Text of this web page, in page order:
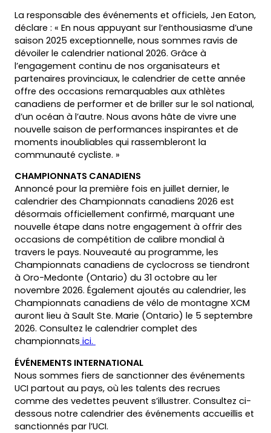
La responsable des événements et officiels, Jen Eaton,
déclare : « En nous appuyant sur l’enthousiasme d’une
saison 2025 exceptionnelle, nous sommes ravis de
dévoiler le calendrier national 2026. Grâce à
l’engagement continu de nos organisateurs et
partenaires provinciaux, le calendrier de cette année
offre des occasions remarquables aux athlètes
canadiens de performer et de briller sur le sol national,
d’un océan à l’autre. Nous avons hâte de vivre une
nouvelle saison de performances inspirantes et de
moments inoubliables qui rassembleront la
communauté cycliste. »
CHAMPIONNATS CANADIENS
Annoncé pour la première fois en juillet dernier, le
calendrier des Championnats canadiens 2026 est
désormais officiellement confirmé, marquant une
nouvelle étape dans notre engagement à offrir des
occasions de compétition de calibre mondial à
travers le pays. Nouveauté au programme, les
Championnats canadiens de cyclocross se tiendront
à Oro-Medonte (Ontario) du 31 octobre au 1er
novembre 2026. Également ajoutés au calendrier, les
Championnats canadiens de vélo de montagne XCM
auront lieu à Sault Ste. Marie (Ontario) le 5 septembre
2026. Consultez le calendrier complet des
championnats (opens
a
new
tab)
ici(opens
a
new
tab)
.
ÉVÉNEMENTS INTERNATIONAL
Nous sommes fiers de sanctionner des événements
UCI partout au pays, où les talents des recrues
comme des vedettes peuvent s’illustrer. Consultez ci-
dessous notre calendrier des événements accueillis et
sanctionnés par l’UCI.